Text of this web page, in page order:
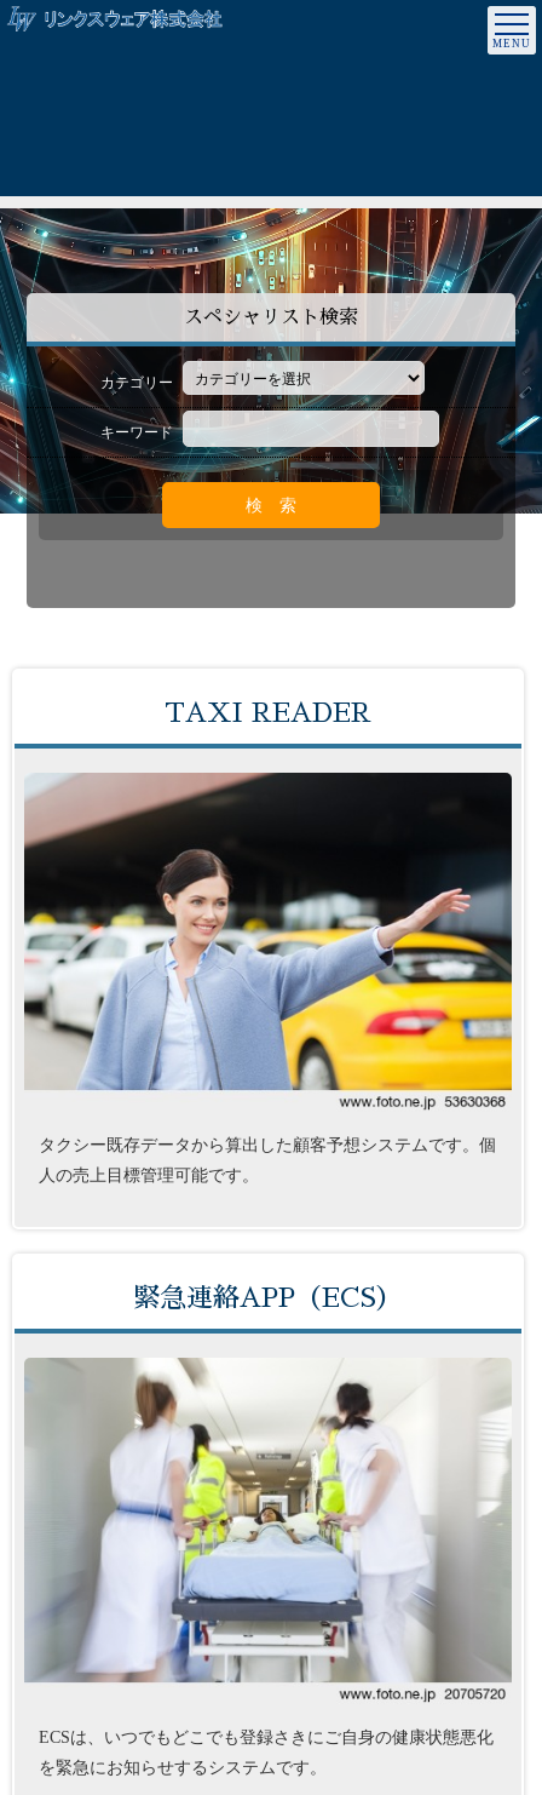
スペシャリスト検索
カテゴリー
キーワード
TAXI READER
タクシー既存データから算出した顧客予想システムです。個
人の売上目標管理可能です。
緊急連絡APP（ECS）
ECSは、いつでもどこでも登録さきにご自身の健康状態悪化
を緊急にお知らせするシステムです。